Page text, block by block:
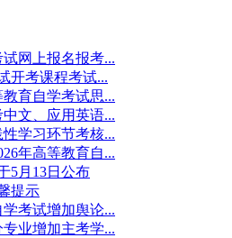
网上报名报考...
开考课程考试...
育自学考试思...
文、应用英语...
学习环节考核...
年高等教育自...
5月13日公布
提示
考试增加舆论...
业增加主考学...